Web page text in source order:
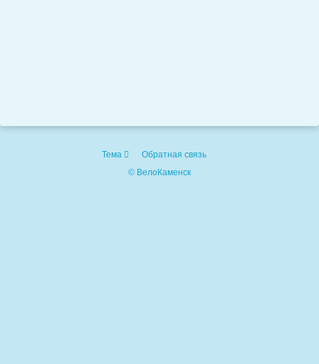
Тема
Обратная связь
© ВелоКаменск